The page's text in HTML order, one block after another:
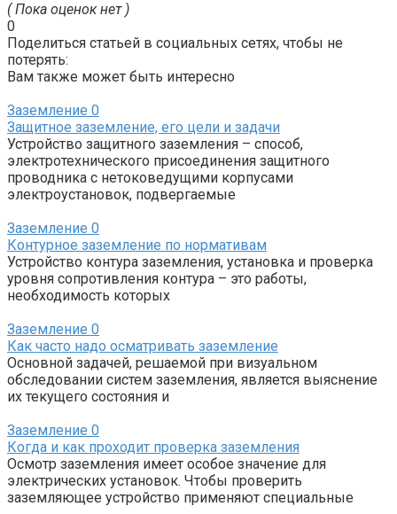
( Пока оценок нет )
0
Поделиться статьей в социальных сетях, чтобы не
потерять:
Вам также может быть интересно
Заземление 0
Защитное заземление, его цели и задачи
Устройство защитного заземления – способ,
электротехнического присоединения защитного
проводника с нетоковедущими корпусами
электроустановок, подвергаемые
Заземление 0
Контурное заземление по нормативам
Устройство контура заземления, установка и проверка
уровня сопротивления контура – это работы,
необходимость которых
Заземление 0
Как часто надо осматривать заземление
Основной задачей, решаемой при визуальном
обследовании систем заземления, является выяснение
их текущего состояния и
Заземление 0
Когда и как проходит проверка заземления
Осмотр заземления имеет особое значение для
электрических установок. Чтобы проверить
заземляющее устройство применяют специальные